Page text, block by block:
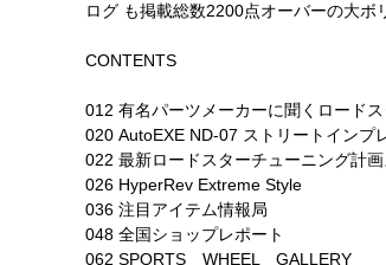
ログ も掲載総数2200点オーバーの大
CONTENTS
012 有名パーツメーカーに聞くロード
020 AutoEXE ND-07 ストリートインプ
022 最新ロードスターチューニング計画
026 HyperRev Extreme Style
036 注目アイテム情報局
048 全国ショップレポート
062 SPORTS WHEEL GALLERY